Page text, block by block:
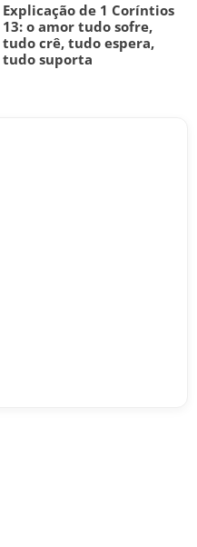
Explicação de 1 Coríntios
13: o amor tudo sofre,
tudo crê, tudo espera,
tudo suporta